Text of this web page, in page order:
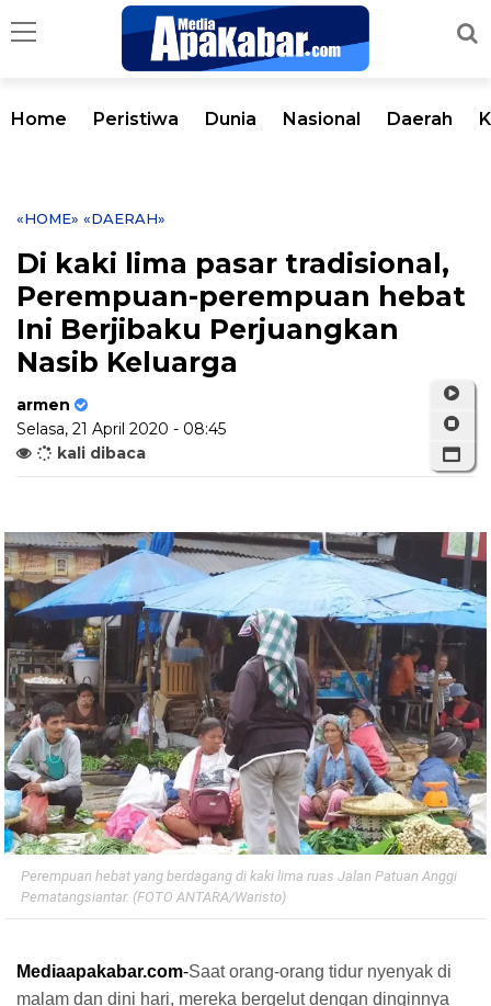
Home Peristiwa Dunia Nasional Daerah
«HOME» «DAERAH»
Di kaki lima pasar tradisional,
Perempuan-perempuan hebat
Ini Berjibaku Perjuangkan
Nasib Keluarga
armen
Selasa, 21 April 2020 - 08:45
kali dibaca
Perempuan hebat yang berdagang di kaki lima ruas Jalan Patuan Anggi
Pematangsiantar. (FOTO ANTARA/Waristo)
Mediaapakabar.com-Saat orang-orang tidur nyenyak di
malam dan dini hari, mereka bergelut dengan dinginnya